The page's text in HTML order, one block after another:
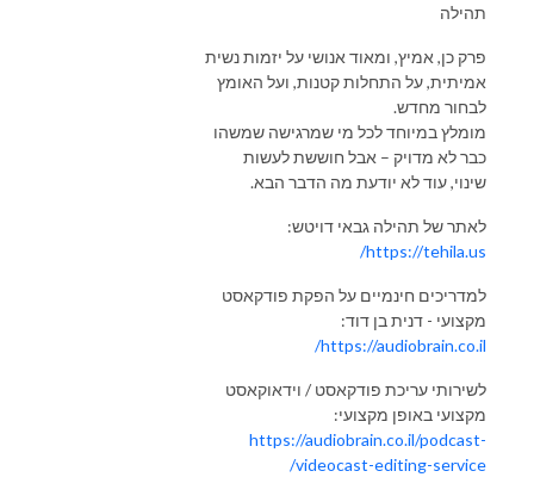
תהילה
פרק כן, אמיץ, ומאוד אנושי על יזמות נשית
אמיתית, על התחלות קטנות, ועל האומץ
לבחור מחדש.
מומלץ במיוחד לכל מי שמרגישה שמשהו
כבר לא מדויק – אבל חוששת לעשות
שינוי, עוד לא יודעת מה הדבר הבא.
לאתר של תהילה גבאי דויטש:
https://tehila.us/
למדריכים חינמיים על הפקת פודקאסט
מקצועי - דנית בן דוד:
https://audiobrain.co.il/
לשירותי עריכת פודקאסט / וידאוקאסט
מקצועי באופן מקצועי:
https://audiobrain.co.il/podcast-
videocast-editing-service/